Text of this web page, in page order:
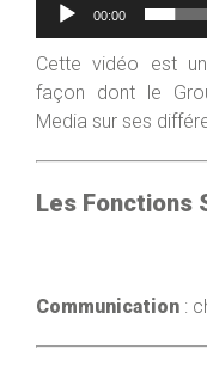
00:00
Cette vidéo est
façon dont le
Media sur ses
Les Fonctions
Communication :